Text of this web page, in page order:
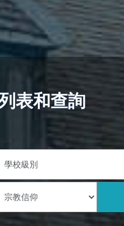
表和查詢